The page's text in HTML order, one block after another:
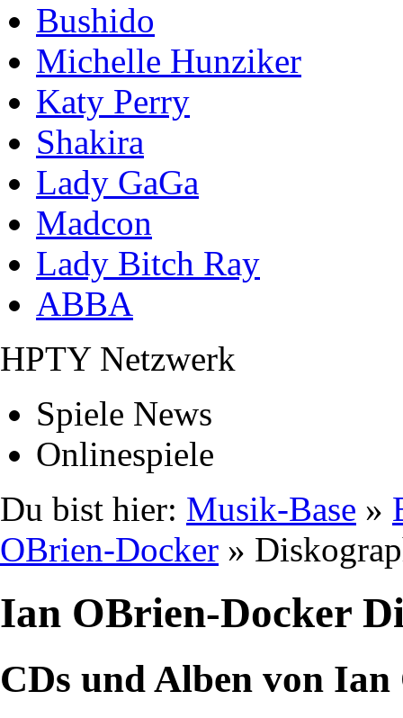
Bushido
Michelle Hunziker
Katy Perry
Shakira
Lady GaGa
Madcon
Lady Bitch Ray
ABBA
HPTY Netzwerk
Spiele News
Onlinespiele
Du bist hier: Musik-Base »
OBrien-Docker »
Ian OBrien-Docker
CDs und Alben von